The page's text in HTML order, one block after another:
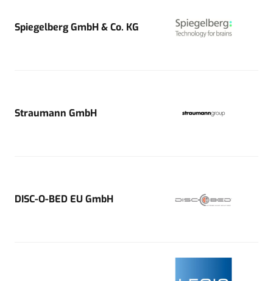
Spiegelberg GmbH & Co. KG
Straumann GmbH
DISC-O-BED EU GmbH